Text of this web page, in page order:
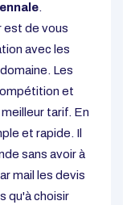
est de vous
avec les
Les
et
tarif. En
et rapide. Il
sans avoir à
mail les devis
qu'à choisir